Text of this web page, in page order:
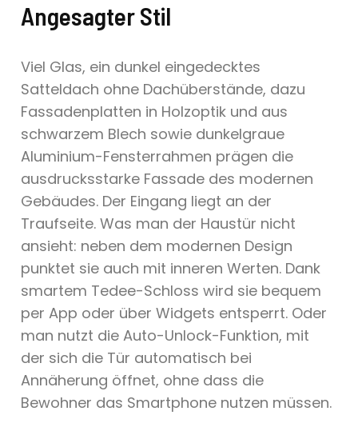
Angesagter Stil
Viel Glas, ein dunkel eingedecktes
Satteldach ohne Dachüberstände, dazu
Fassadenplatten in Holzoptik und aus
schwarzem Blech sowie dunkelgraue
Aluminium-Fensterrahmen prägen die
ausdrucksstarke Fassade des modernen
Gebäudes. Der Eingang liegt an der
Traufseite. Was man der Haustür nicht
ansieht: neben dem modernen Design
punktet sie auch mit inneren Werten. Dank
smartem Tedee-Schloss wird sie bequem
per App oder über Widgets entsperrt. Oder
man nutzt die Auto-Unlock-Funktion, mit
der sich die Tür automatisch bei
Annäherung öffnet, ohne dass die
Bewohner das Smartphone nutzen müssen.